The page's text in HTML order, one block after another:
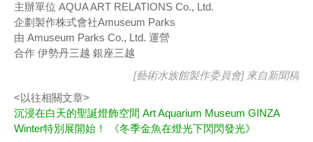
主辦單位 AQUA ART RELATIONS Co., Ltd.
企劃製作株式會社Amuseum Parks
由 Amuseum Parks Co., Ltd. 運營
合作 伊勢丹三越 銀座三越
[藝術水族館製作委員會] 來自新聞稿
<以往相關文章>
沉浸在白天的聖誕燈飾空間 Art Aquarium Museum GINZA
Winter特別展開始！ 《冬季金魚在燈光下閃閃發光》